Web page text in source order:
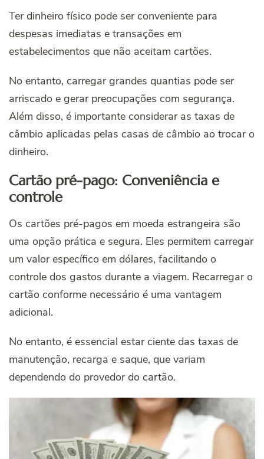
Ter dinheiro físico pode ser conveniente para
despesas imediatas e transações em
estabelecimentos que não aceitam cartões.
No entanto, carregar grandes quantias pode ser
arriscado e gerar preocupações com segurança.
Além disso, é importante considerar as taxas de
câmbio aplicadas pelas casas de câmbio ao trocar o
dinheiro.
Cartão pré-pago: Conveniência e
controle
Os cartões pré-pagos em moeda estrangeira são
uma opção prática e segura. Eles permitem carregar
um valor específico em dólares, facilitando o
controle dos gastos durante a viagem. Recarregar o
cartão conforme necessário é uma vantagem
adicional.
No entanto, é essencial estar ciente das taxas de
manutenção, recarga e saque, que variam
dependendo do provedor do cartão.